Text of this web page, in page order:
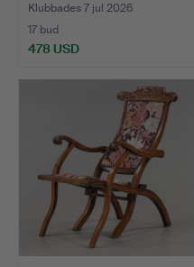
Snurrfåtö…
Klubbades 7 jul 2026
17 bud
478 USD